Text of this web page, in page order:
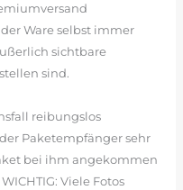
der Ware selbst immer
sichtbare
sind.
reibungslos
Paketempfänger sehr
bei ihm angekommen
Viele Fotos